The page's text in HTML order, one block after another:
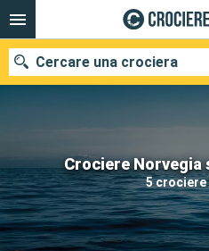
Crociere Norvegia
5
Cercare una crociera
Le nostre destinazioni
Mesi di partenza
Porti